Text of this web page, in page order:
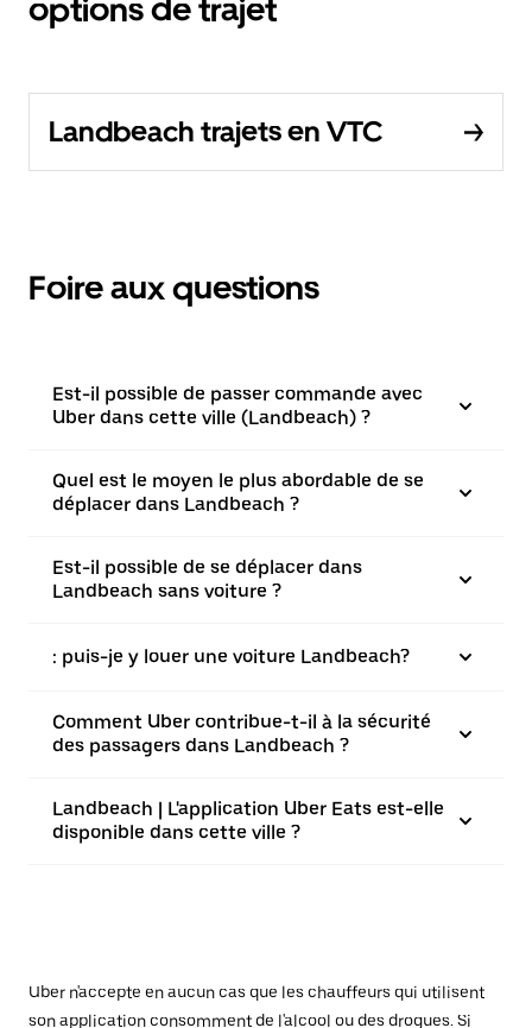
options de trajet
Landbeach trajets en VTC
Foire aux questions
Est-il possible de passer commande avec
Uber dans cette ville (Landbeach) ?
Quel est le moyen le plus abordable de se
déplacer dans Landbeach ?
Est-il possible de se déplacer dans
Landbeach sans voiture ?
: puis-je y louer une voiture Landbeach?
Comment Uber contribue-t-il à la sécurité
des passagers dans Landbeach ?
Landbeach | L'application Uber Eats est-elle
disponible dans cette ville ?
Uber n'accepte en aucun cas que les chauffeurs qui utilisent
son application consomment de l'alcool ou des drogues. Si